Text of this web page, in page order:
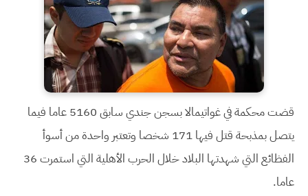
قضت محكمة في غواتيمالا بسجن جندي سابق 5160 عاما فيما
يتصل بمذبحة قتل فيها 171 شخصا وتعتبر واحدة من أسوأ
الفظائع التي شهدتها البلاد خلال الحرب الأهلية التي استمرت 36
عاما.